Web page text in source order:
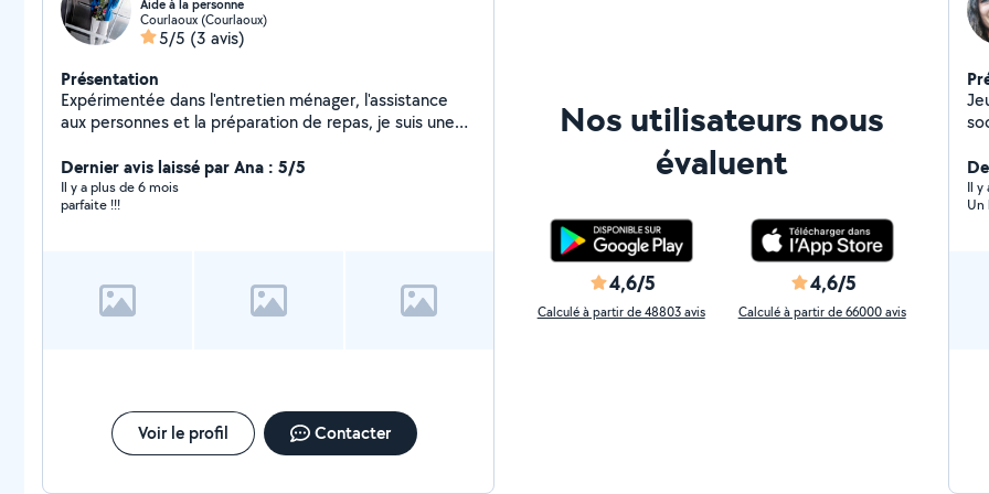
Aide à la personne
Courlaoux (Courlaoux)
5/5 (3 avis)
Présentation
Expérimentée dans l'entretien ménager, l'assistance
aux personnes et la préparation de repas, je suis une
mon organisation et mon dynamisme me permettent
d'assurer efficacement les tâches de toilette,
d'entretien et de ménage. Actuellement aide-
Dernier avis laissé par Ana : 5/5
Il y a plus de 6 mois
parfaite !!!
Voir le profil Contacter
Nos utilisateurs nous
évaluent
4,6/5
Calculé à partir de 48803 avis
4,6/5
Calculé à partir de 66000 avis
Il y